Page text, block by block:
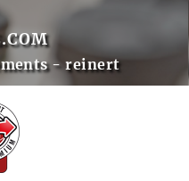
- reinert